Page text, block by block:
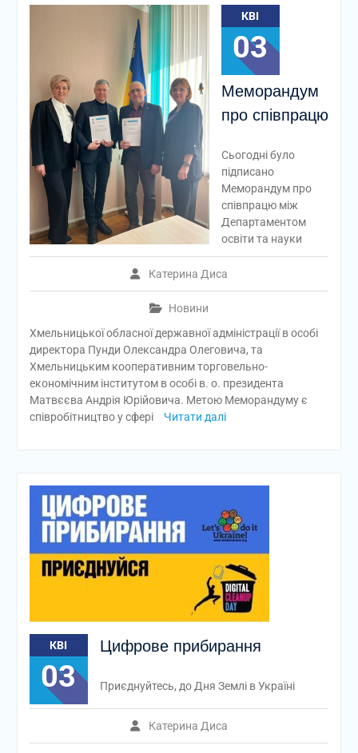
КВІ
03
Меморандум
про співпрацю
Катерина Диса
Новини
Сьогодні було
підписано
Меморандум про
співпрацю між
Департаментом
освіти та науки
Хмельницької обласної державної адміністрації в особі
директора Пунди Олександра Олеговича, та
Хмельницьким кооперативним торговельно-
економічним інститутом в особі в. о. президента
Матвєєва Андрія Юрійовича. Метою Меморандуму є
співробітництво у сфері
Читати далі
КВІ
03
Цифрове прибирання
Катерина Диса
Приєднуйтесь, до Дня Землі в Україні